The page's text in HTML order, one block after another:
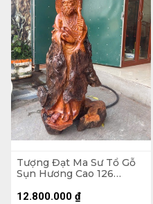
Tượng Đạt Ma Sư Tổ Gỗ
Sụn Hương Cao 126
12.800.000 ₫